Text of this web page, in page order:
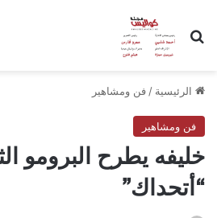
بحث عن
الرئيسية / فن ومشاهير
فن ومشاهير
خليفه يطرح البرومو
“أتحداك”